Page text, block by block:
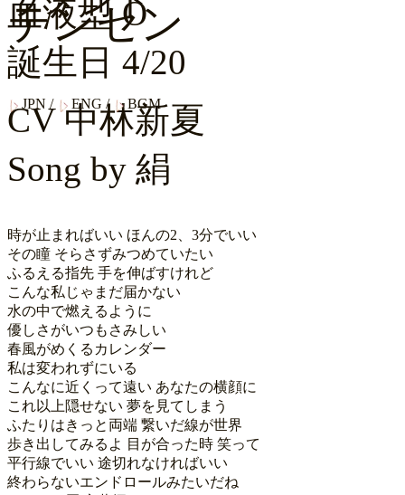
血液型 O
誕生日 4/20
テンセン
JPN / ENG / BGM
CV 中林新夏
Song by 絹
時が止まればいい ほんの2、3分でいい
その瞳 そらさずみつめていたい
ふるえる指先 手を伸ばすけれど
こんな私じゃまだ届かない
水の中で燃えるように
優しさがいつもさみしい
春風がめくるカレンダー
私は変われずにいる
こんなに近くって遠い あなたの横顔に
これ以上隠せない 夢を見てしまう
ふたりはきっと両端 繋いだ線が世界
歩き出してみるよ 目が合った時 笑って
平行線でいい 途切れなければいい
終わらないエンドロールみたいだね